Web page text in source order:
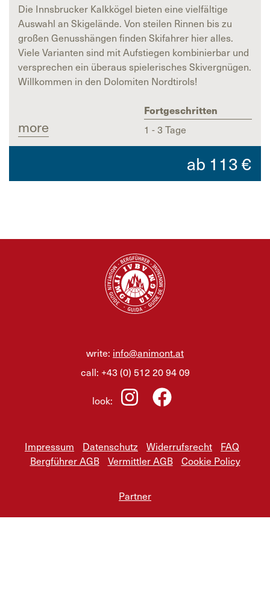
Die Innsbrucker Kalkkögel bieten eine vielfältige
Auswahl an Skigelände. Von steilen Rinnen bis zu
großen Genusshängen finden Skifahrer hier alles.
Viele Varianten sind mit Aufstiegen kombinierbar und
versprechen ein überaus spielerisches Skivergnügen.
Willkommen in den Dolomiten Nordtirols!
more
Fortgeschritten
1 - 3 Tage
ab 113€
write: info@animont.at
call: +43 (0) 512 20 94 09
look:
Impressum Datenschutz Widerrufsrecht
FAQ
Bergführer AGB
Vermittler AGB Cookie Policy
Partner